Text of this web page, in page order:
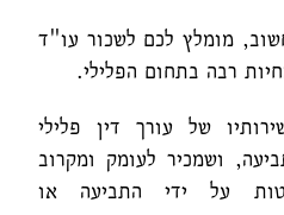
מומלץ לכם לשכור עו"ד
רבה בתחום הפלילי.
של עורך דין פלילי
ושמכיר לעומק ומקרוב
על ידי התביעה או